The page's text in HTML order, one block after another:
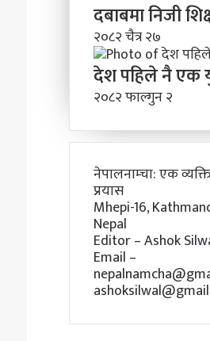
दबाबमा निजी
२०८२ चैत्र २७
देश पहिले नै
२०८२ फाल्गुन २
नेपालनाम्चा: एक
प्रयास
Mhepi-16,
Nepal
Editor – Ashok
Email –